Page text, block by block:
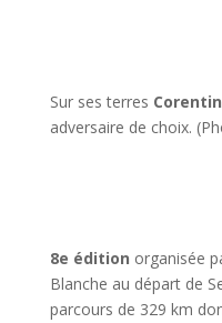
Sur ses terres Corentin
adversaire de choix.
8e édition organisée
Blanche au départ de
parcours de 329 km